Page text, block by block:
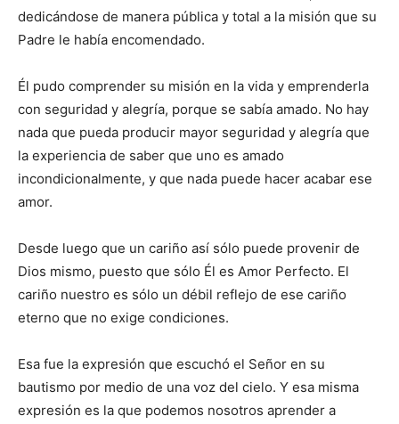
dedicándose de manera pública y total a la misión que su
Padre le había encomendado.
Él pudo comprender su misión en la vida y emprenderla
con seguridad y alegría, porque se sabía amado. No hay
nada que pueda producir mayor seguridad y alegría que
la experiencia de saber que uno es amado
incondicionalmente, y que nada puede hacer acabar ese
amor.
Desde luego que un cariño así sólo puede provenir de
Dios mismo, puesto que sólo Él es Amor Perfecto. El
cariño nuestro es sólo un débil reflejo de ese cariño
eterno que no exige condiciones.
Esa fue la expresión que escuchó el Señor en su
bautismo por medio de una voz del cielo. Y esa misma
expresión es la que podemos nosotros aprender a